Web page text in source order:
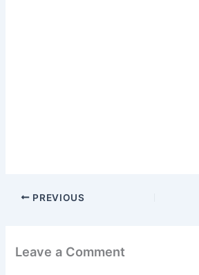
PREVIOUS
Leave a Comment